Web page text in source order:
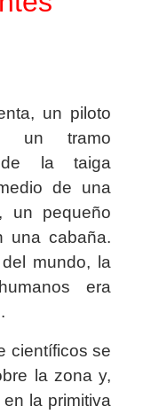
un piloto
un tramo
de la taiga
de una
un pequeño
una cabaña.
mundo, la
era
científicos se
la zona y,
la primitiva